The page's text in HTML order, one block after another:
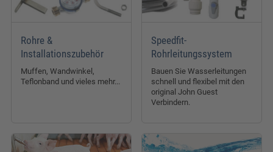
Rohre &
Installationszubehör
Muffen, Wandwinkel,
Teflonband und vieles mehr...
Speedfit-
Rohrleitungssystem
Bauen Sie Wasserleitungen
schnell und flexibel mit den
original John Guest
Verbindern.